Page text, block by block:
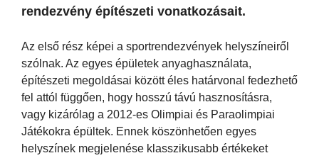
rendezvény építészeti vonatkozásait.
Az első rész képei a sportrendezvények helyszíneiről
szólnak. Az egyes épületek anyaghasználata,
építészeti megoldásai között éles határvonal fedezhető
fel attól függően, hogy hosszú távú hasznosításra,
vagy kizárólag a 2012-es Olimpiai és Paraolimpiai
Játékokra épültek. Ennek köszönhetően egyes
helyszínek megjelenése klasszikusabb értékeket